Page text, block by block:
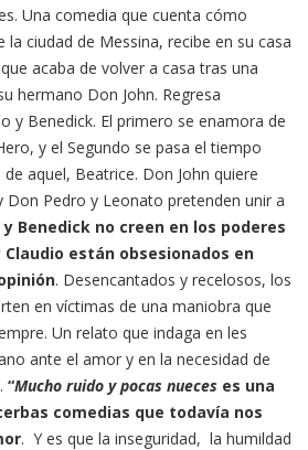
Una comedia que cuenta cómo
ciudad de Messina, recibe en su casa
acaba de volver a casa tras una
hermano Don John. Regresa
y Benedick. El primero se enamora de
y el Segundo se pasa el tiempo
aquel, Beatrice. Don John quiere
Don Pedro y Leonato pretenden unir a
Benedick no creen en los poderes
están obsesionados en
. Desencantados y recelosos, los
en víctimas de una maniobra que
Un relato que indaga en les
ante el amor y en la necesidad de
“Mucho ruido y pocas nueces es una
comedias que todavía nos
. Y es que la inseguridad, la humildad